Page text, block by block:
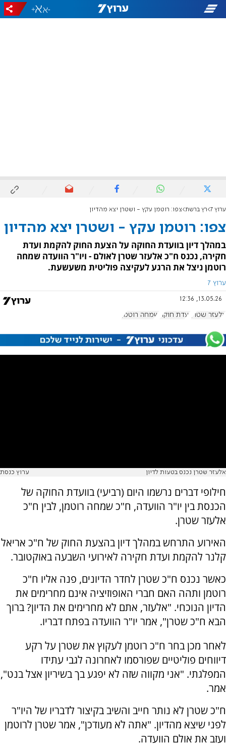
-
+
ערוץ 7 רץ ברשת צפו: רוטמן עקץ - ושטרן יצא מהדיון
צפו: רוטמן עקץ - ושטרן יצא מהדיון
במהלך דיון בוועדת החוקה על הצעת החוק להקמת ועדת
חקירה, נכנס ח"כ אלעזר שטרן לאולם - ויו"ר הוועדה שמחה
רוטמן ניצל את הרגע לעקיצה פוליטית משעשעת.
ערוץ 7
13.05.26, 12:36
אלעזר שטרן ועדת חוקה שמחה רוטמן
אלעזר שטרן נכנס בטעות לדיון ערוץ כנסת
חילופי דברים נרשמו היום (רביעי) בוועדת החוקה של
הכנסת בין יו"ר הוועדה, ח"כ שמחה רוטמן, לבין ח"כ
אלעזר שטרן.
האירוע התרחש במהלך דיון בהצעת החוק של ח"כ אריאל
קלנר להקמת ועדת חקירה לאירועי השבעה באוקטובר.
כאשר נכנס ח"כ שטרן לחדר הדיונים, פנה אליו ח"כ
רוטמן ותהה האם חברי האופוזיציה אינם מחרימים את
הדיון הנוכחי. "אלעזר, אתם לא מחרימים את הדיון? ברוך
הבא ח"כ שטרן", אמר יו"ר הוועדה בפתח דבריו.
לאחר מכן בחר ח"כ רוטמן לעקוץ את שטרן על רקע
דיווחים פוליטיים שפורסמו לאחרונה לגבי עתידו
המפלגתי. "אני מקווה שזה לא יפגע בך בשיריון אצל בנט",
אמר.
ח"כ שטרן לא נותר חייב והשיב בקיצור לדבריו של היו"ר
לפני שיצא מהדיון. "אתה לא מעודכן", אמר שטרן לרוטמן
ועזב את אולם הוועדה.